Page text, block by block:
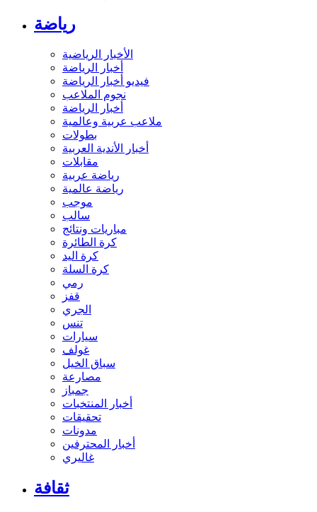
رياضة
الأخبار الرياضية
أخبار الرياضة
فيديو أخبار الرياضة
نجوم الملاعب
أخبار الرياضة
ملاعب عربية وعالمية
بطولات
أخبار الأندية العربية
مقابلات
رياضة عربية
رياضة عالمية
موجب
سالب
مباريات ونتائج
كرة الطائرة
كرة اليد
كرة السلة
رمي
قفز
الجري
تنس
سيارات
غولف
سباق الخيل
مصارعة
جمباز
أخبار المنتخبات
تحقيقات
مدونات
أخبار المحترفين
غاليري
ثقافة